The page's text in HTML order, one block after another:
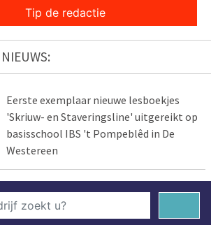
Tip de redactie
Eerste exemplaar nieuwe lesboekjes
'Skriuw- en Staveringsline' uitgereikt op
basisschool IBS 't Pompeblêd in De
Westereen